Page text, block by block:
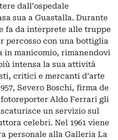
dall’ospedale
sua a Guastalla. Durante
fa da interprete alle truppe
percosso con una bottiglia
in manicomio, rimanendovi
intensa la sua attività
critici e mercanti d’arte
Severo Boschi, firma de
Aldo Ferrari gli
un servizio sul
celebri. Nel 1961 viene
personale alla Galleria La